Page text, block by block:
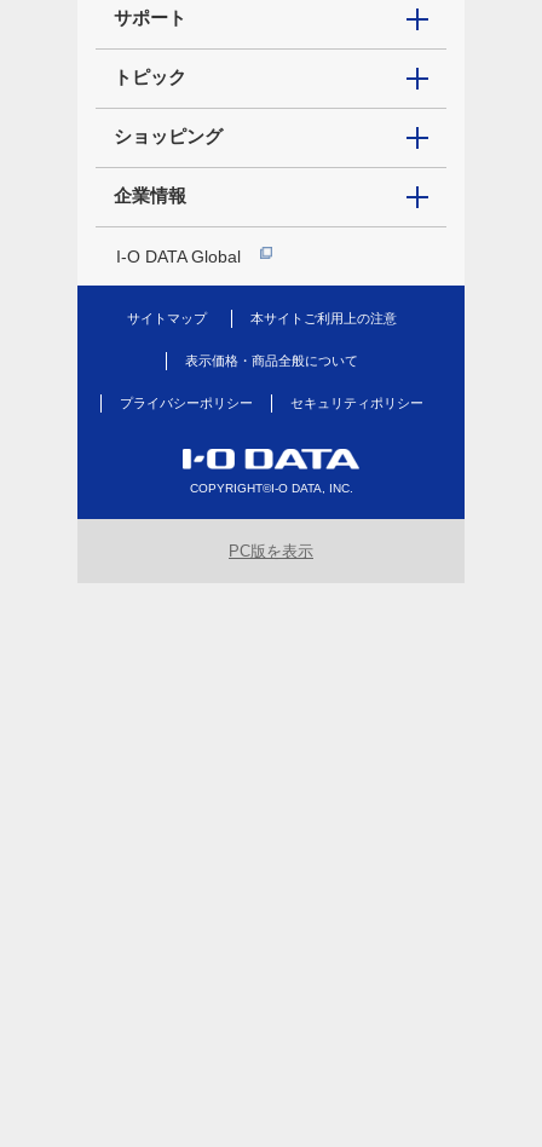
サポート
トピック
ショッピング
企業情報
I-O DATA Global
サイトマップ 本サイトご利用上の注意
表示価格・商品全般について
プライバシーポリシー セキュリティポリシー
COPYRIGHT©I-O DATA, INC.
PC版を表示